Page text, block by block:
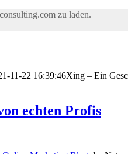
zu laden.
11-22 16:39:46Xing – Ein
echten Profis